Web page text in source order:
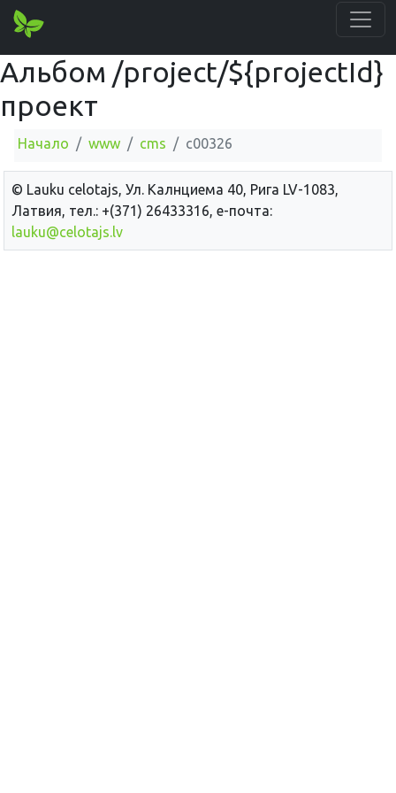
Альбом /project/${projectId}
проект
Начало www cms c00326
© Lauku сelotajs, Ул. Калнциема 40, Рига LV-1083,
Латвия, тел.: +(371) 26433316, е-почта:
lauku@celotajs.lv